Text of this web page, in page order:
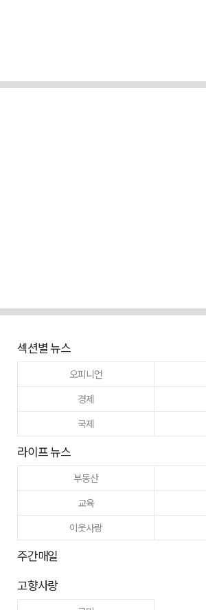
섹션별 뉴스
오피니언
경제
국제
라이프 뉴스
부동산
교육
이웃사랑
주간매일
고향사랑